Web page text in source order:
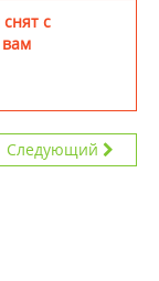
с
Следующий